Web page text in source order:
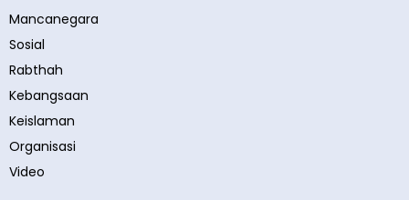
Mancanegara
Sosial
Rabthah
Kebangsaan
Keislaman
Organisasi
Video